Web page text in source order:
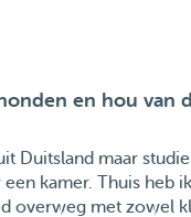
en hou van
Duitsland maar
kamer. Thuis heb
overweg met zowel